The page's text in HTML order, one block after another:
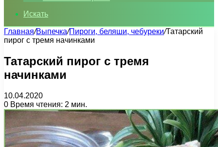
Искать
Главная/Выпечка/Пироги, беляши, чебуреки/Татарский
пирог с тремя начинками
Татарский пирог с тремя
начинками
10.04.2020
0 Время чтения: 2 мин.